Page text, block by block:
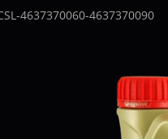
4637370060-4637370090